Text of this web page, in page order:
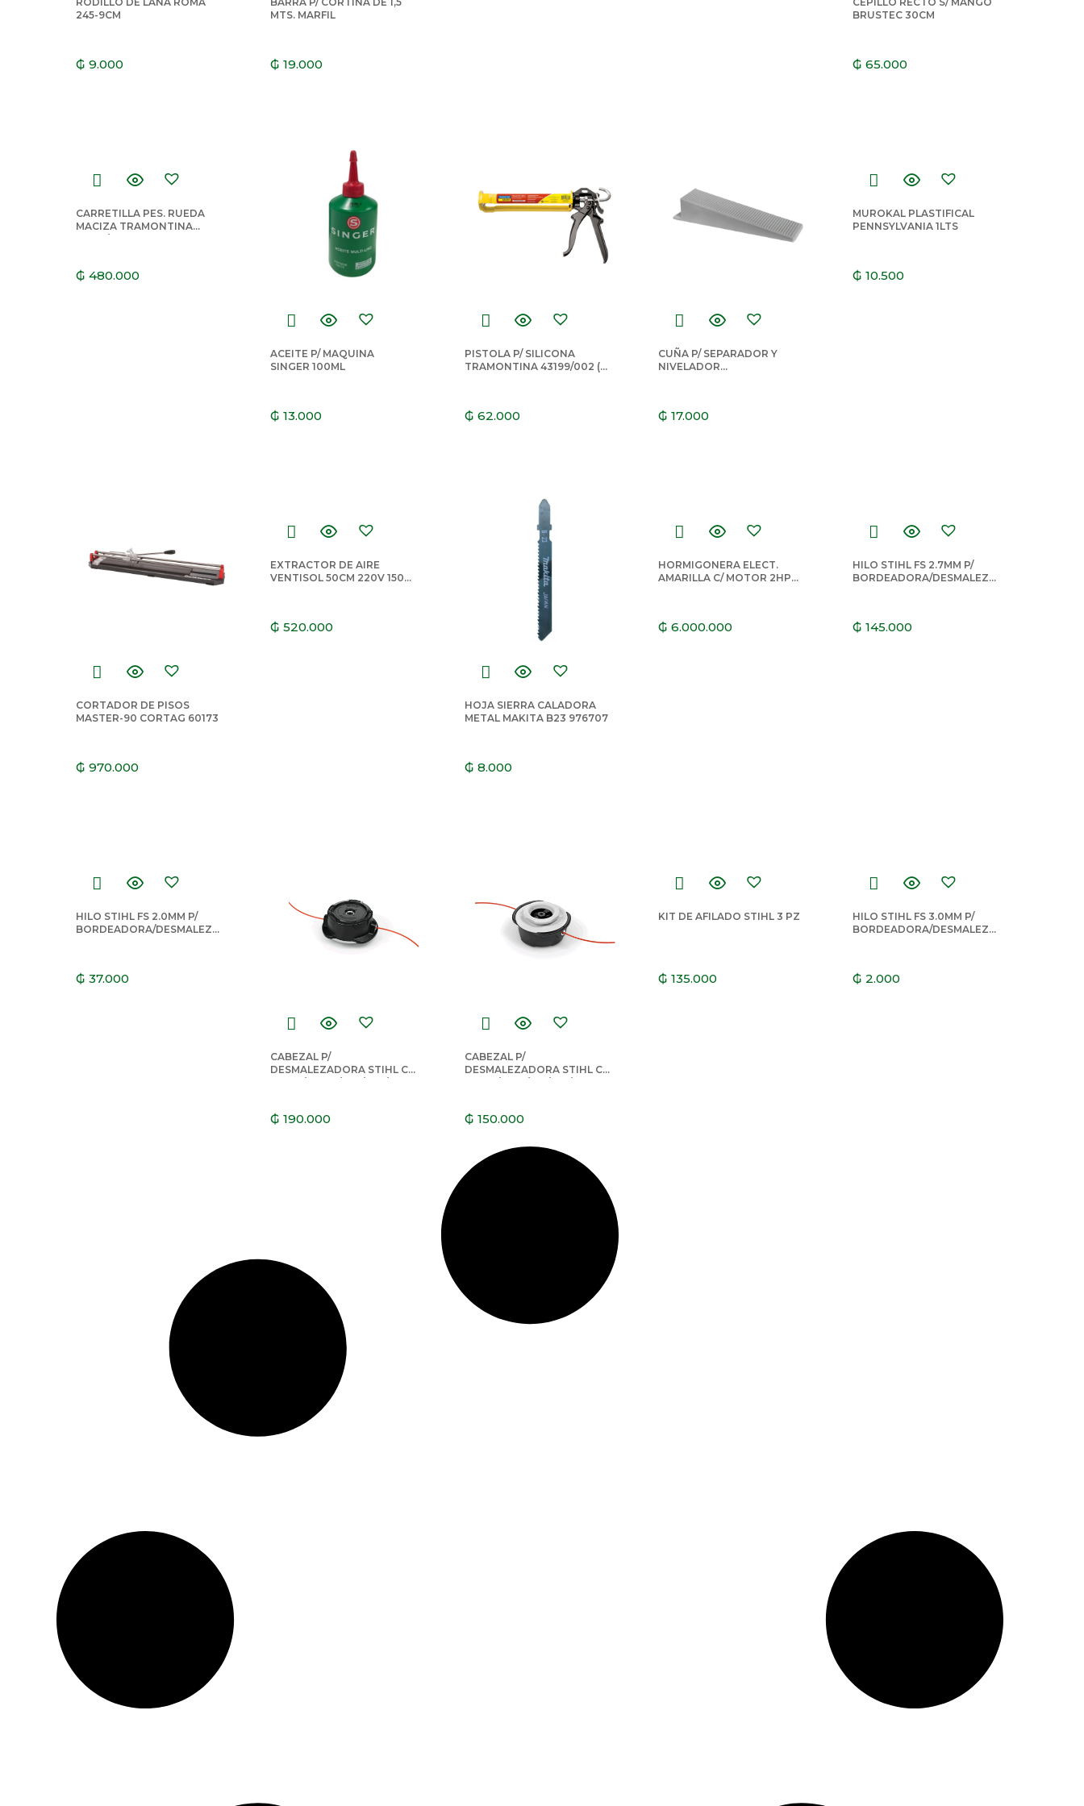
245-9CM
₲ 9.000
MTS. MARFIL
₲ 19.000
BRUSTEC 30CM
₲ 65.000
CARRETILLA PES. RUEDA
MACIZA TRAMONTINA
₲ 480.000
ACEITE P/ MAQUINA
SINGER 100ML
₲ 13.000
PISTOLA P/ SILICONA
TRAMONTINA 43199/002 (6
₲ 62.000
CUÑA P/ SEPARADOR Y
NIVELADOR
₲ 17.000
MUROKAL PLASTIFICAL
PENNSYLVANIA 1LTS
₲ 10.500
CORTADOR DE PISOS
MASTER-90 CORTAG 60173
₲ 970.000
EXTRACTOR DE AIRE
VENTISOL 50CM 220V 150W
₲ 520.000
HOJA SIERRA CALADORA
METAL MAKITA B23 976707
₲ 8.000
HORMIGONERA ELECT.
AMARILLA C/ MOTOR 2HP
₲ 6.000.000
HILO STIHL FS 2.7MM P/
BORDEADORA/DESMALEZA
₲ 145.000
HILO STIHL FS 2.0MM P/
BORDEADORA/DESMALEZA
₲ 37.000
CABEZAL P/
DESMALEZADORA STIHL C
₲ 190.000
CABEZAL P/
DESMALEZADORA STIHL C
₲ 150.000
KIT DE AFILADO STIHL 3 PZ
₲ 135.000
HILO STIHL FS 3.0MM P/
BORDEADORA/DESMALEZA
₲ 2.000